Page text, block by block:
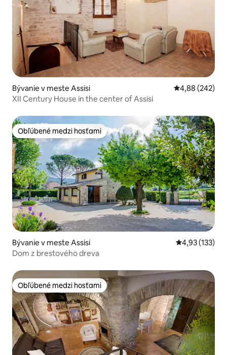
Bývanie v meste Assisi Priemerné
4,88 (242)
XII Century House in the center of Assisi
Obľúbené medzi hosťami
Obľúbené medzi hosťami
Bývanie v meste Assisi Priemerné
4,93 (133)
Dom z brestového dreva
Obľúbené medzi hosťami
Obľúbené medzi hosťami